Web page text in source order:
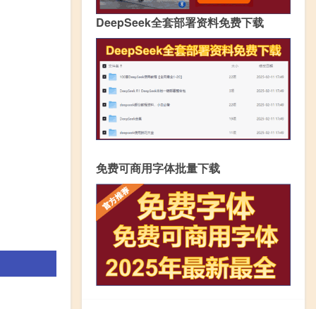
DeepSeek全套部署资料免费下载
免费可商用字体批量下载